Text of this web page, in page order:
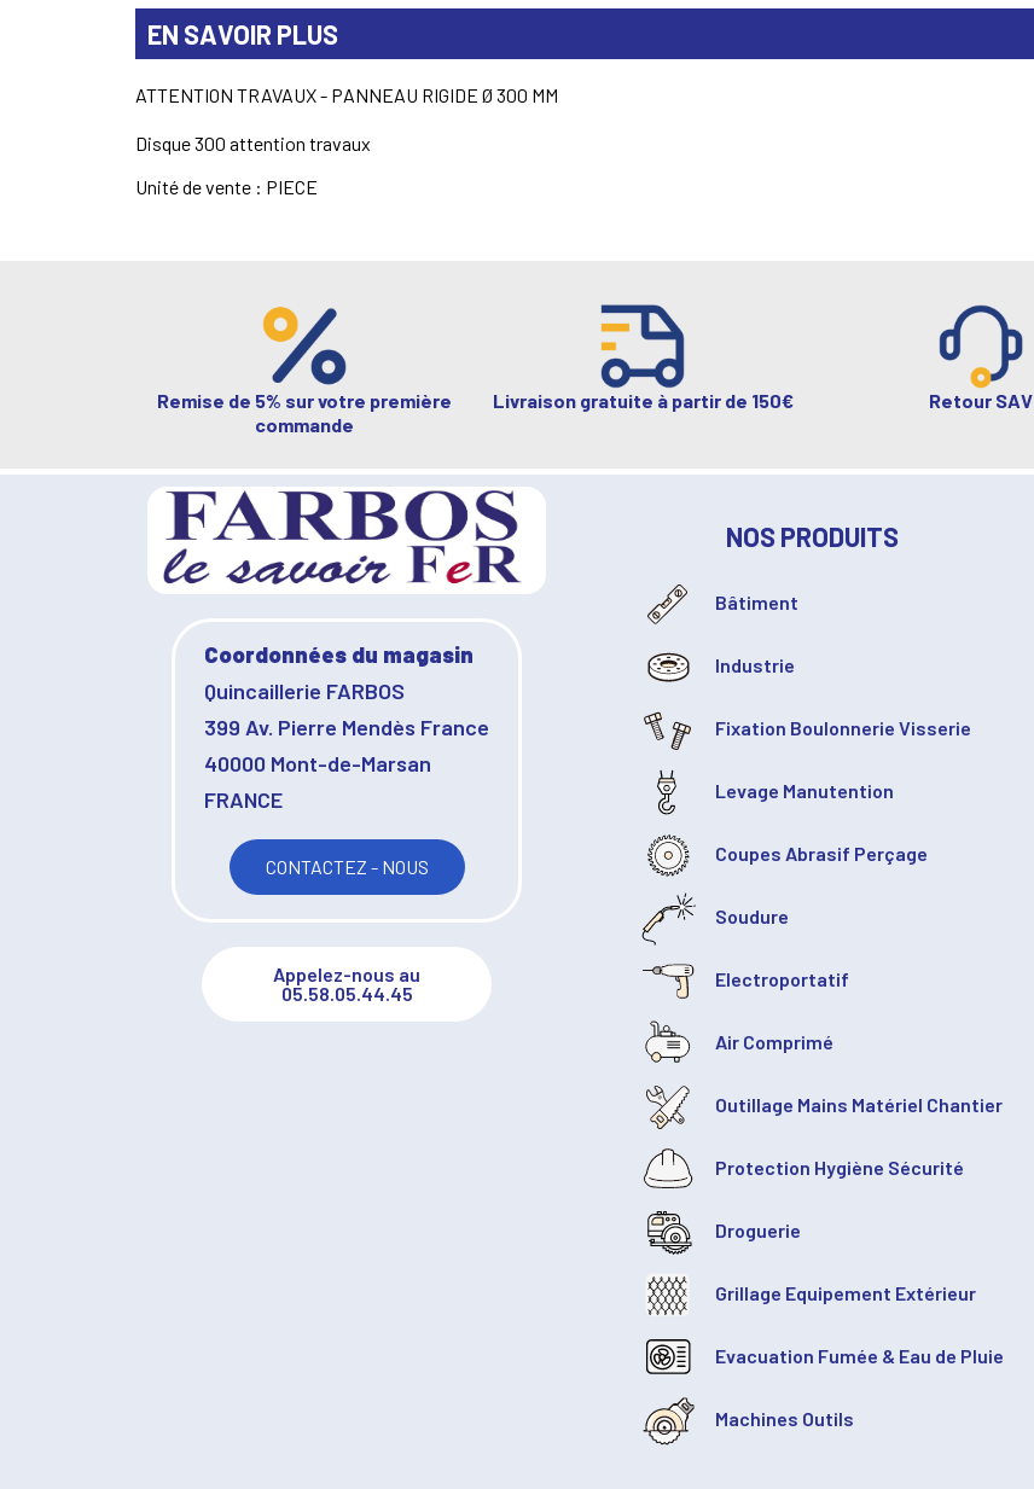
EN SAVOIR PLUS
ATTENTION TRAVAUX - PANNEAU RIGIDE Ø 300 MM
Disque 300 attention travaux
Unité de vente : PIECE
Remise de 5% sur votre première
commande
Livraison gratuite à partir de 150€ Retour SAV
Coordonnées du magasin
Quincaillerie FARBOS
399 Av. Pierre Mendès France
40000 Mont-de-Marsan
FRANCE
CONTACTEZ - NOUS
Appelez-nous au
05.58.05.44.45
NOS PRODUITS
Bâtiment
Industrie
Fixation Boulonnerie Visserie
Levage Manutention
Coupes Abrasif Perçage
Soudure
Electroportatif
Air Comprimé
Outillage Mains Matériel Chantier
Protection Hygiène Sécurité
Droguerie
Grillage Equipement Extérieur
Evacuation Fumée & Eau de Pluie
Machines Outils